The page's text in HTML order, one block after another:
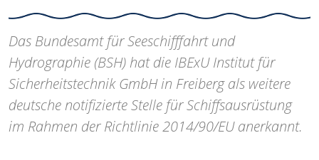
Das Bundesamt für Seeschifffahrt und
Hydrographie (BSH) hat die IBExU Institut für
Sicherheitstechnik GmbH in Freiberg als weitere
deutsche notifizierte Stelle für Schiffsausrüstung
im Rahmen der Richtlinie 2014/90/EU anerkannt.